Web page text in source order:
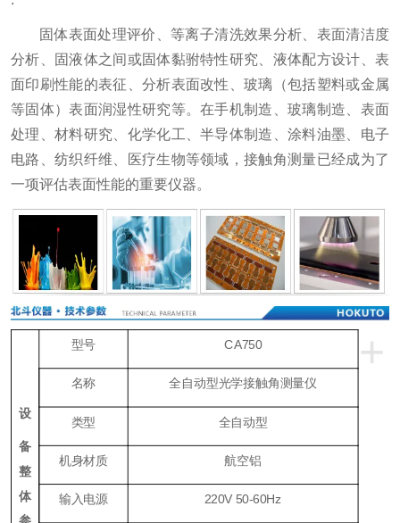
固体表面处理评价、等离子清洗效果分析、表面清洁度
分析、固液体之间或固体黏驸特性研究、液体配方设计、表
面印刷性能的表征、分析表面改性、玻璃（包括塑料或金属
等固体）表面润湿性研究等。在手机制造、玻璃制造、表面
处理、材料研究、化学化工、半导体制造、涂料油墨、电子
电路、纺织纤维、医疗生物等领域，接触角测量已经成为了
一项评估表面性能的重要仪器。
+
设
备
整
体
型号 CA750
名称 全自动型光学接触角测量仪
类型 全自动型
机身材质 航空铝
输入电源 220V 50-60Hz